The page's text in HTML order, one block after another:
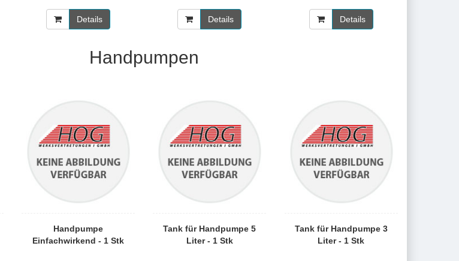
Details Details Details
Handpumpen
Handpumpe
Einfachwirkend - 1 Stk
Tank für Handpumpe 5
Liter - 1 Stk
Tank für Handpumpe 3
Liter - 1 Stk